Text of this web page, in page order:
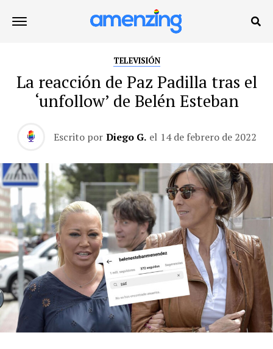
TELEVISIÓN
La reacción de Paz Padilla tras el
‘unfollow’ de Belén Esteban
Escrito por Diego G. el 14 de febrero de 2022